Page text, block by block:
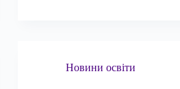
Новини освіти